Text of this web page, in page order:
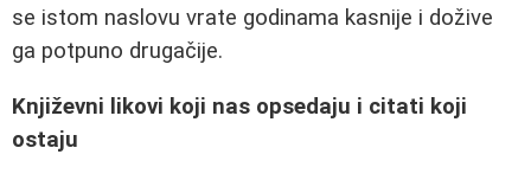
se istom naslovu vrate godinama kasnije i dožive
ga potpuno drugačije.
Književni likovi koji nas opsedaju i citati koji
ostaju